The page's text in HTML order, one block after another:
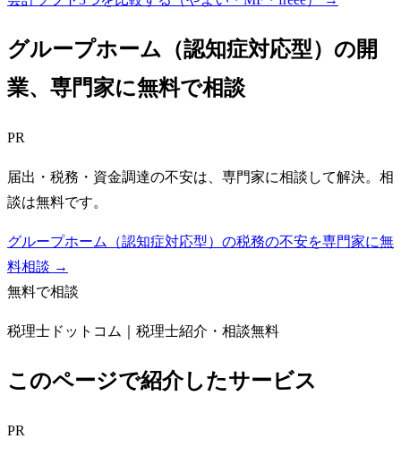
グループホーム（認知症対応型） の開
業、専門家に無料で相談
PR
届出・税務・資金調達の不安は、専門家に相談して解決。相
談は無料です。
グループホーム（認知症対応型）の税務の不安を専門家に無
料相談 →
無料で相談
税理士ドットコム｜税理士紹介・相談無料
このページで紹介したサービス
PR